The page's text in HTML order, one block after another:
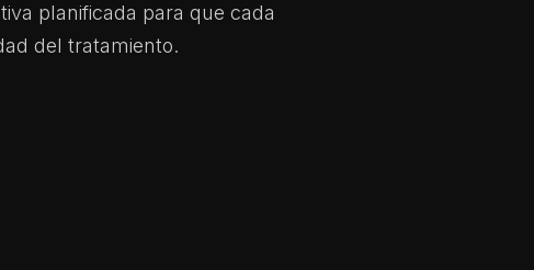
planificada para que cada
del tratamiento.